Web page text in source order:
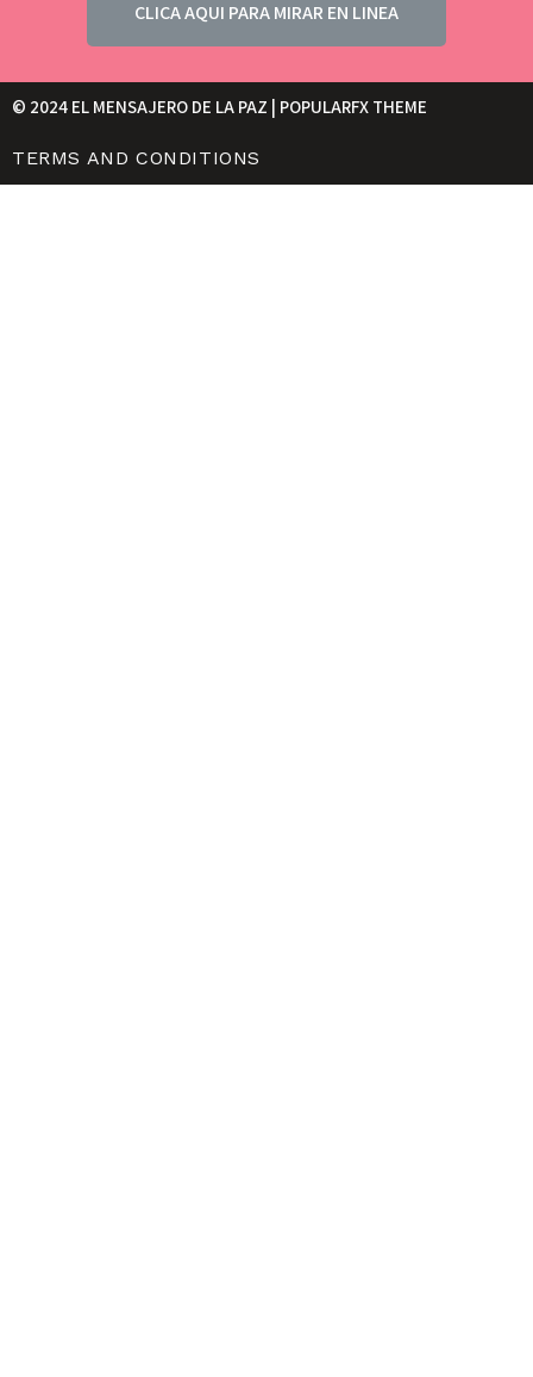
CLICA AQUI PARA MIRAR EN LINEA
© 2024 EL MENSAJERO DE LA PAZ | POPULARFX THEME
TERMS AND CONDITIONS